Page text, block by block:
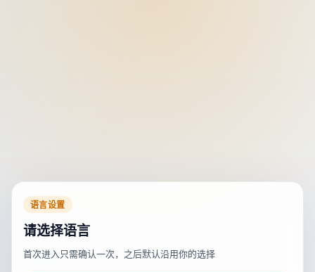
语言设置
请选择语言
首次进入只需确认一次，之后默认沿用你的选择